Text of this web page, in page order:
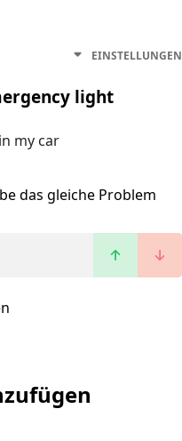
EINSTELLUNGEN
light
my car
das gleiche Problem